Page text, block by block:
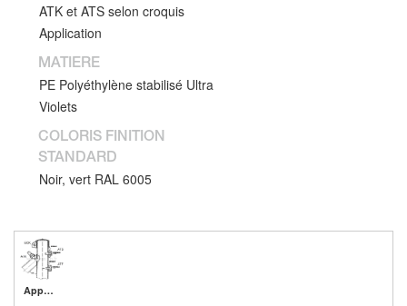
ATK et ATS selon croquis
Application
MATIERE
PE Polyéthylène stabilisé Ultra
Violets
COLORIS FINITION
STANDARD
Noir, vert RAL 6005
Application